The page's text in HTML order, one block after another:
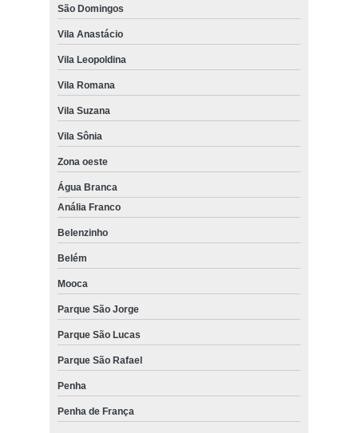
São Domingos
Vila Anastácio
Vila Leopoldina
Vila Romana
Vila Suzana
Vila Sônia
Zona oeste
Água Branca
Anália Franco
Belenzinho
Belém
Mooca
Parque São Jorge
Parque São Lucas
Parque São Rafael
Penha
Penha de França